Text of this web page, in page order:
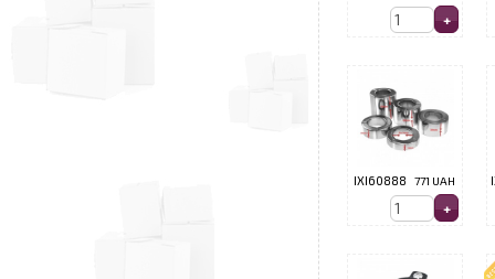
IXI60888 771 UAH